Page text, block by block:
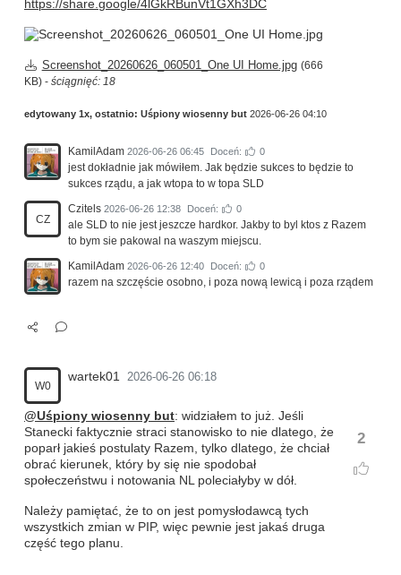
https://share.google/4lGkRBunVt1GXh3DC
Screenshot_20260626_060501_One UI Home.jpg (666
KB) - ściągnięć: 18
edytowany 1x, ostatnio: Uśpiony wiosenny but 2026-06-26 04:10
KamilAdam 2026-06-26 06:45 Doceń: 0
jest dokładnie jak mówiłem. Jak będzie sukces to będzie to
sukces rządu, a jak wtopa to w topa SLD
CZ
Czitels 2026-06-26 12:38 Doceń: 0
ale SLD to nie jest jeszcze hardkor. Jakby to byl ktos z Razem
to bym sie pakowal na waszym miejscu.
KamilAdam 2026-06-26 12:40 Doceń: 0
razem na szczęście osobno, i poza nową lewicą i poza rządem
W0
wartek01 2026-06-26 06:18
2
@Uśpiony wiosenny but: widziałem to już. Jeśli
Stanecki faktycznie straci stanowisko to nie dlatego, że
poparł jakieś postulaty Razem, tylko dlatego, że chciał
obrać kierunek, który by się nie spodobał
społeczeństwu i notowania NL poleciałyby w dół.
Należy pamiętać, że to on jest pomysłodawcą tych
wszystkich zmian w PIP, więc pewnie jest jakaś druga
część tego planu.